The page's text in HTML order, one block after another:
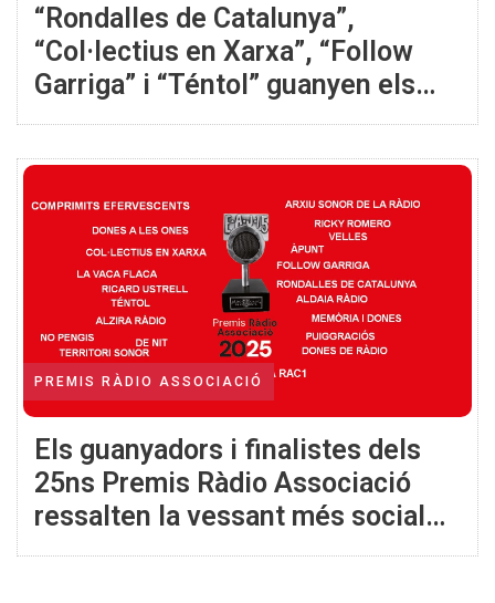
“Rondalles de Catalunya”,
“Col·lectius en Xarxa”, “Follow
Garriga” i “Téntol” guanyen els
apartats de concurs dels 25ns
Premis Ràdio Associació
PREMIS RÀDIO ASSOCIACIÓ
Els guanyadors i finalistes dels
25ns Premis Ràdio Associació
ressalten la vessant més social
de la ràdio i reconeixen projectes